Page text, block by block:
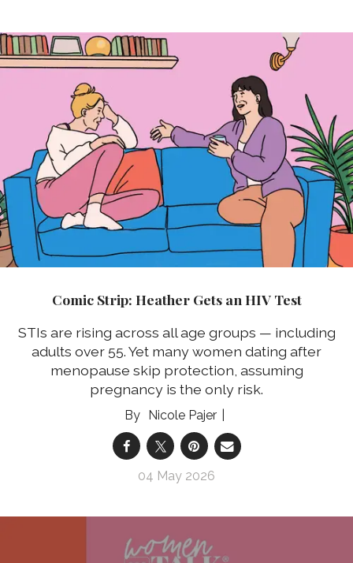
Comic Strip: Heather Gets an HIV Test
STIs are rising across all age groups — including
adults over 55. Yet many women dating after
menopause skip protection, assuming
pregnancy is the only risk.
Nicole Pajer
04 May 2026